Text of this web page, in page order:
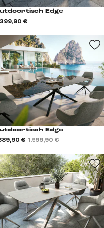
Edge
€
Edge
€ 1.999,90 €